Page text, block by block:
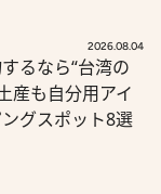
2026.08.04
るなら“台湾の
産も自分用アイ
グスポット8選